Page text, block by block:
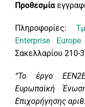
Προθεσμία
Πληροφορίες:
Enterprise
Σακελλαρίου 210-
“Το έργο
Ευρωπαϊκή
Επιχορήγησης